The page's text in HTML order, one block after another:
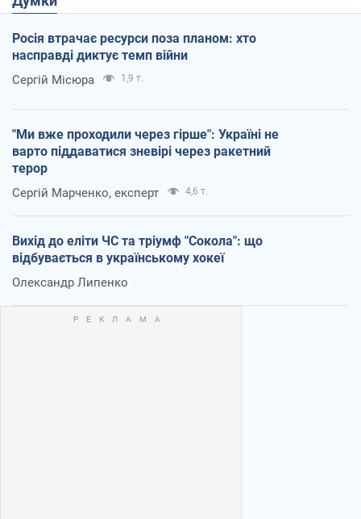
Росія втрачає ресурси поза планом: хто
насправді диктує темп війни
Сергій Місюра 1,9 т.
"Ми вже проходили через гірше": Україні не
варто піддаватися зневірі через ракетний
терор
Сергій Марченко, експерт 4,6 т.
Вихід до еліти ЧС та тріумф "Сокола": що
відбувається в українському хокеї
Олександр Липенко